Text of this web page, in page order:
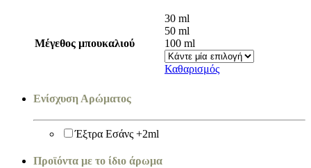
Μέγεθος μπουκαλιού
30 ml
50 ml
100 ml
Καθαρισμός
Ενίσχυση Αρώματος
Έξτρα Εσάνς +2ml
Προϊόντα με το ίδιο άρωμα